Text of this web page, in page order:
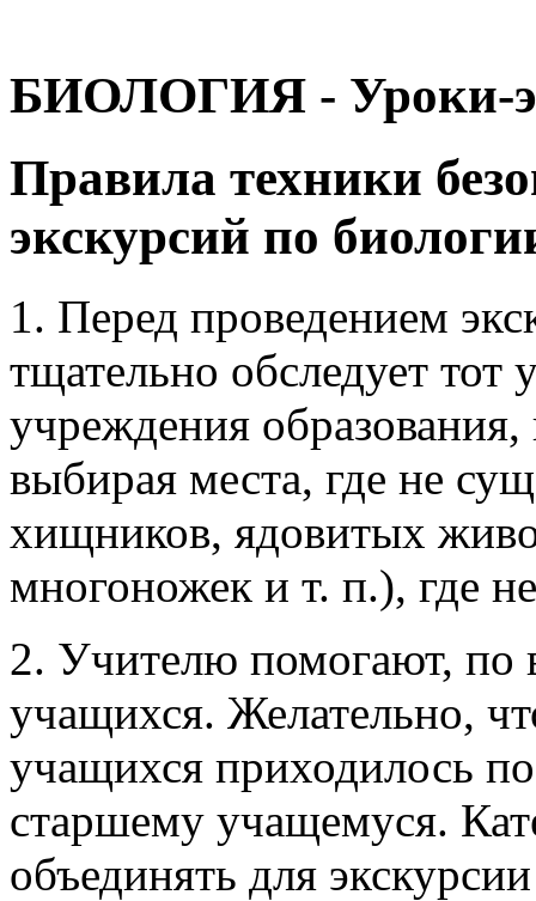
БИОЛОГИЯ - Уроки-
Правила техники
экскурсий по
1. Перед проведением
тщательно обследует тот
учреждения
выбирая места, где не
хищников, ядовитых
многоножек и т. п.), где
2. Учителю помогают, по
учащихся. Желательно,
учащихся приходилось
старшему учащемуся.
объединять для